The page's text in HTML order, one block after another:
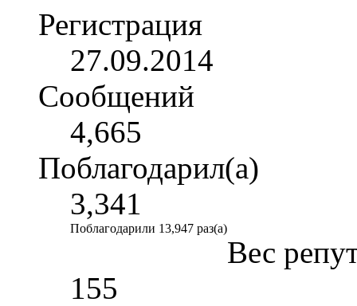
Регистрация
27.09.2014
Сообщений
4,665
Поблагодарил(а)
3,341
Поблагодарили 13,947 раз(а)
Вес
155